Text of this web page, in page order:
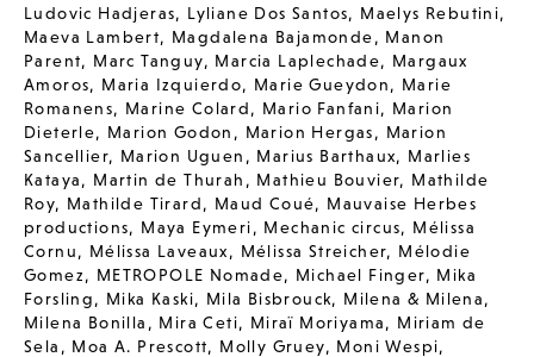
Ludovic Hadjeras, Lyliane Dos Santos, Maelys Rebutini,
Maeva Lambert, Magdalena Bajamonde, Manon
Parent, Marc Tanguy, Marcia Laplechade, Margaux
Amoros, Maria Izquierdo, Marie Gueydon, Marie
Romanens, Marine Colard, Mario Fanfani, Marion
Dieterle, Marion Godon , Marion Hergas, Marion
Sancellier, Marion Uguen , Marius Barthaux, Marlies
Kataya, Martin de Thurah , Mathieu Bouvier, Mathilde
Roy, Mathilde Tirard, Maud Coué, Mauvaise Herbes
productions, Maya Eymeri, Mechanic circus, Mélissa
Cornu, Mélissa Laveaux, Mélissa Streicher, Mélodie
Gomez, METROPOLE Nomade, Michael Finger, Mika
Forsling, Mika Kaski, Mila Bisbrouck, Milena & Milena,
Milena Bonilla , Mira Ceti, Miraï Moriyama, Miriam de
Sela , Moa A. Prescott, Molly Gruey, Moni Wespi,